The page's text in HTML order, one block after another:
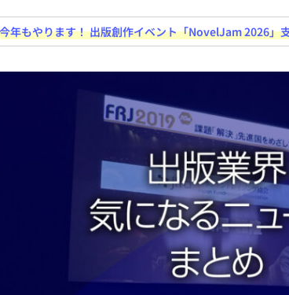
日刊出版ニュースまとめ
[ 2026年7月30日 ] チャットボット（ベータ版）を公開し
すべてプロの翻訳・集英社「MANGA
日刊出版ニュースまとめ
[ 2026年8月7日 ]
週刊少年ジャンプの発行部数が100万
日刊出版ニュースまとめ
今年もやります！ 出版創作イベント「NovelJam 2026」